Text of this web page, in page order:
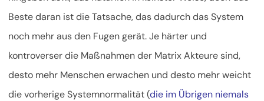
Beste daran ist die Tatsache, das dadurch das System
noch mehr aus den Fugen gerät. Je härter und
kontroverser die Maßnahmen der Matrix Akteure sind,
desto mehr Menschen erwachen und desto mehr weicht
die vorherige Systemnormalität (die im Übrigen niemals